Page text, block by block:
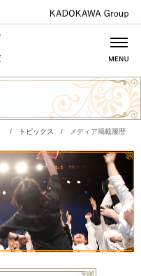
/ トピックス / メディア掲載履歴